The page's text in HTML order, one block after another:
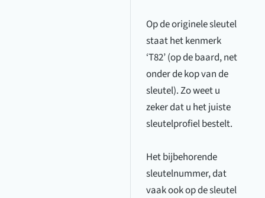
Op de originele sleutel
staat het kenmerk
‘T82’ (op de baard, net
onder de kop van de
sleutel). Zo weet u
zeker dat u het juiste
sleutelprofiel bestelt.
Het bijbehorende
sleutelnummer, dat
vaak ook op de sleutel